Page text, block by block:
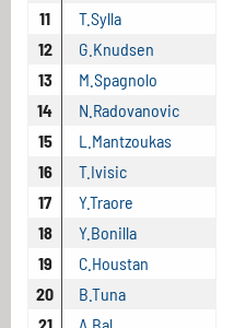
11
T.Sylla
12
G.Knudsen
13
M.Spagnolo
14
N.Radovanovic
15
L.Mantzoukas
16
T.Ivisic
17
Y.Traore
18
Y.Bonilla
19
C.Houstan
20
B.Tuna